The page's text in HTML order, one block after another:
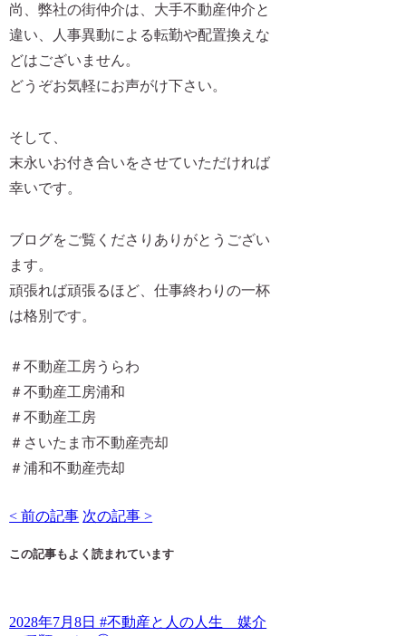
尚、弊社の街仲介は、大手不動産仲介と
違い、人事異動による転勤や配置換えな
どはございません。
どうぞお気軽にお声がけ下さい。
そして、
末永いお付き合いをさせていただければ
幸いです。
ブログをご覧くださりありがとうござい
ます。
頑張れば頑張るほど、仕事終わりの一杯
は格別です。
＃不動産工房うらわ
＃不動産工房浦和
＃不動産工房
＃さいたま市不動産売却
＃浦和不動産売却
< 前の記事 次の記事 >
この記事もよく読まれています
2028年7月8日 #不動産と人の人生 媒介